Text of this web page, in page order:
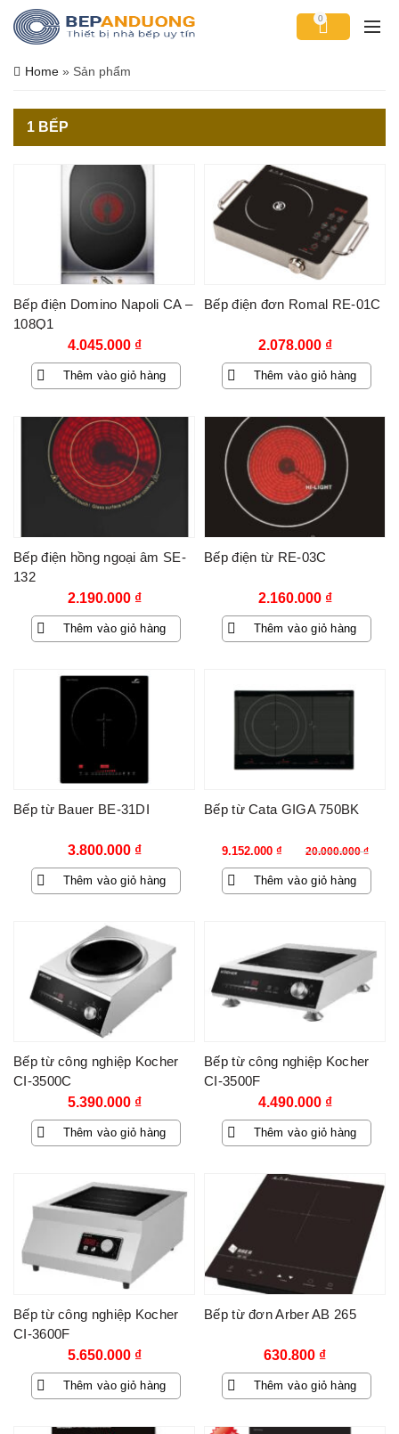
0
Home » Sản phẩm
1 BẾP
Bếp điện Domino Napoli CA –
108Q1
4.045.000 ₫
Thêm vào giỏ hàng
Bếp điện đơn Romal RE-01C
2.078.000 ₫
Thêm vào giỏ hàng
Bếp điện hồng ngoại âm SE-
132
2.190.000 ₫
Thêm vào giỏ hàng
Bếp điện từ RE-03C
2.160.000 ₫
Thêm vào giỏ hàng
Bếp từ Bauer BE-31DI
3.800.000 ₫
Thêm vào giỏ hàng
Bếp từ Cata GIGA 750BK
20.000.000₫
Giá
gốc
là:
9.152.000 ₫
Giá
hiện
tại
Thêm vào giỏ hàng
Bếp từ công nghiệp Kocher
CI-3500C
5.390.000 ₫
Thêm vào giỏ hàng
Bếp từ công nghiệp Kocher
CI-3500F
4.490.000 ₫
Thêm vào giỏ hàng
Bếp từ công nghiệp Kocher
CI-3600F
5.650.000 ₫
Thêm vào giỏ hàng
Bếp từ đơn Arber AB 265
630.800 ₫
Thêm vào giỏ hàng